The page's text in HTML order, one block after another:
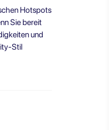
Hotspots
Sie bereit
und
Stil